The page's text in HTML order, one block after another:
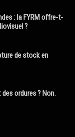
: la FYRM offre-t-
?
de stock en
ordures ? Non.